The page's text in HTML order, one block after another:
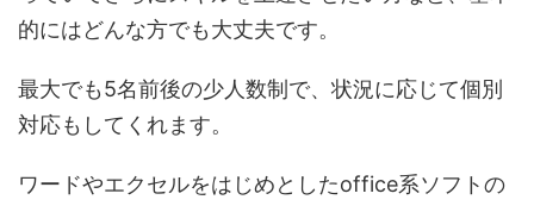
的にはどんな方でも大丈夫です。
最大でも5名前後の少人数制で、状況に応じて個別
対応もしてくれます。
ワードやエクセルをはじめとしたoffice系ソフトの